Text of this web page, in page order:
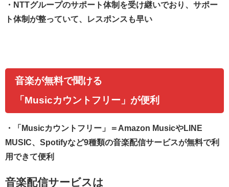
・ NTTグループのサポート体制を受け継いでおり、サポー
ト体制が整っていて、レスポンスも早い
音楽が無料で聞ける
「Musicカウントフリー」が便利
・
「Musicカウントフリー」＝Amazon MusicやLINE
MUSIC、Spotifyなど9種類の音楽配信サービスが無料で利
用できて便利
音楽配信サービスは